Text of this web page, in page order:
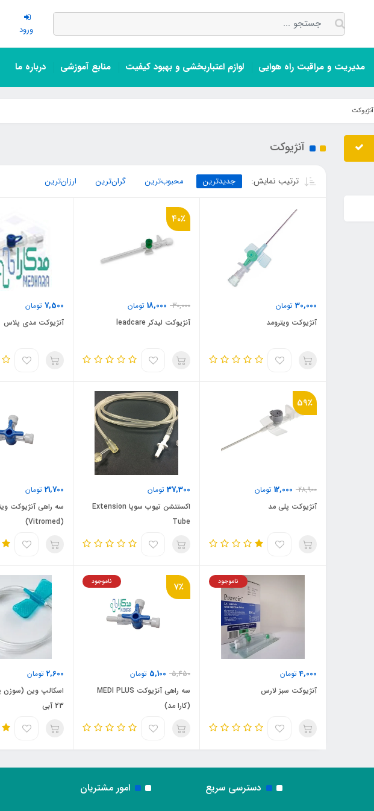
ورود
مدیریت و مراقبت راه هوایی لوازم اعتباربخشی و بهبود کیفیت منابع آموزشی درباره ما
آنژیوکت
آنژیوکت
ترتیب نمایش: جدیدترین محبوب‌ترین گران‌ترین ارزان‌ترین
30,000 تومان
آنژیوکت ویترومد
40٪
30,000
18,000 تومان
آنژیوکت لیدکر leadcare
7,500 تومان
آنژیوکت مدی پلاس
59٪
28,900
12,000 تومان
آنژیوکت پلی مد
37,300 تومان
اکستنشن تیوب سوپا Extension
Tube
21,700 تومان
سه راهی آنژیوکت
(Vitromed)
4,000تومان
ناموجود
آنژیوکت سبز لارس
7٪
5,450
5,100 تومان
ناموجود
سه راهی آنژیوکت MEDI PLUS
(کارا مد)
2,600 تومان
اسکالپ وین (سوزن
23 آبی
دسترسی سریع امور مشتریان